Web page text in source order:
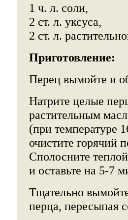
1 ч. л. соли,
2 ст. л. уксуса,
2 ст. л.
Приготовление:
Перец вымойте и
Натрите целые
растительным
(при температуре
очистите горячий
Сполосните
и оставьте на 5-7
Тщательно
перца, пересыпая